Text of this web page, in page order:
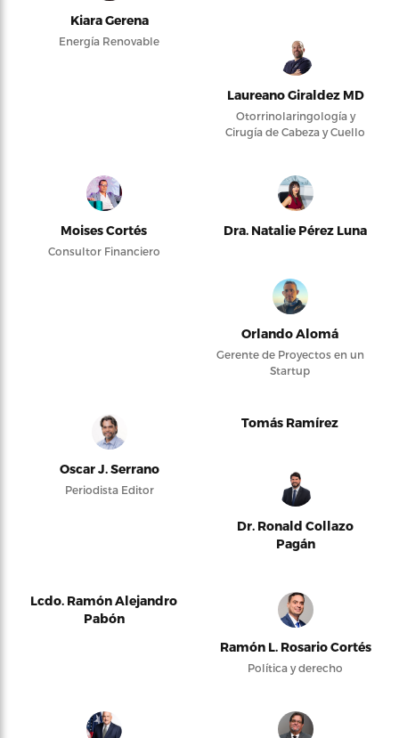
Kiara Gerena
Energía Renovable
Laureano Giraldez MD
Otorrinolaringología y
Cirugía de Cabeza y Cuello
Moises Cortés
Consultor Financiero
Dra. Natalie Pérez Luna
Orlando Alomá
Gerente de Proyectos en un
Startup
Oscar J. Serrano
Periodista Editor
Tomás Ramírez
Dr. Ronald Collazo
Pagán
Lcdo. Ramón Alejandro
Pabón
Ramón L. Rosario Cortés
Política y derecho